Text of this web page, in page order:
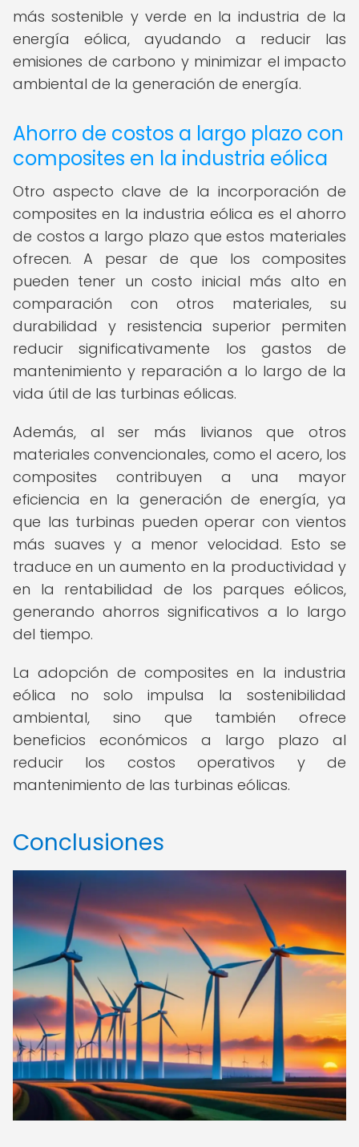
más sostenible y verde en la industria de la
energía eólica, ayudando a reducir las
emisiones de carbono y minimizar el impacto
ambiental de la generación de energía.
Ahorro de costos a largo plazo con
composites en la industria eólica
Otro aspecto clave de la incorporación de
composites en la industria eólica es el ahorro
de costos a largo plazo que estos materiales
ofrecen. A pesar de que los composites
pueden tener un costo inicial más alto en
comparación con otros materiales, su
durabilidad y resistencia superior permiten
reducir significativamente los gastos de
mantenimiento y reparación a lo largo de la
vida útil de las turbinas eólicas.
Además, al ser más livianos que otros
materiales convencionales, como el acero, los
composites contribuyen a una mayor
eficiencia en la generación de energía, ya
que las turbinas pueden operar con vientos
más suaves y a menor velocidad. Esto se
traduce en un aumento en la productividad y
en la rentabilidad de los parques eólicos,
generando ahorros significativos a lo largo
del tiempo.
La adopción de composites en la industria
eólica no solo impulsa la sostenibilidad
ambiental, sino que también ofrece
beneficios económicos a largo plazo al
reducir los costos operativos y de
mantenimiento de las turbinas eólicas.
Conclusiones